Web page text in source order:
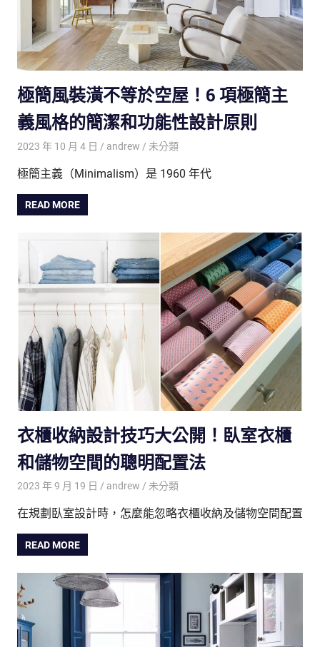
極簡風裝潢不等於空屋！6 項極簡主
義風格的簡潔和功能性設計原則
2023 年 10 月 4 日 andrew 未分類
極簡主義（Minimalism）是 1960 年代
READ MORE
衣櫃收納設計技巧大公開！臥室衣櫃
和儲物空間的聰明配置法
2023 年 9 月 19 日 andrew 未分類
在規劃臥室設計時，怎麼能忽略衣櫃收納及儲物空間配置
READ MORE